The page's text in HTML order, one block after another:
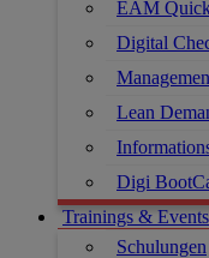
EAM
Digital
Lean
Digi
Trainings & Events
Schulungen